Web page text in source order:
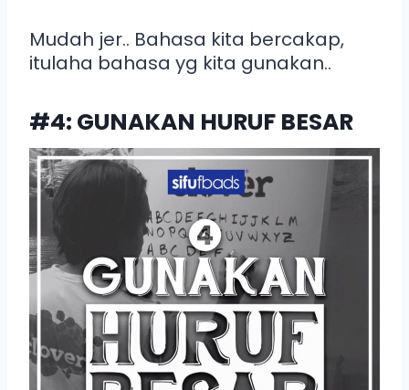
Mudah jer.. Bahasa kita bercakap,
itulaha bahasa yg kita gunakan..
#4: GUNAKAN HURUF BESAR